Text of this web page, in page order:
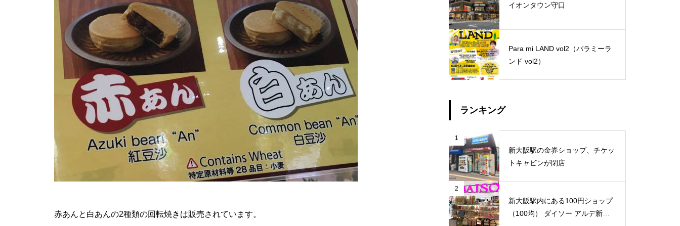
赤あんと白あんの2種類の回転焼きは販売されています。
イオンタウン守口
Para mi LAND vol2（パラミーラ
ンド vol2）
ランキング
1
新大阪駅の金券ショップ、チケッ
トキャビンが閉店
2
新大阪駅内にある100円ショップ
（100均） ダイソー アルデ新大